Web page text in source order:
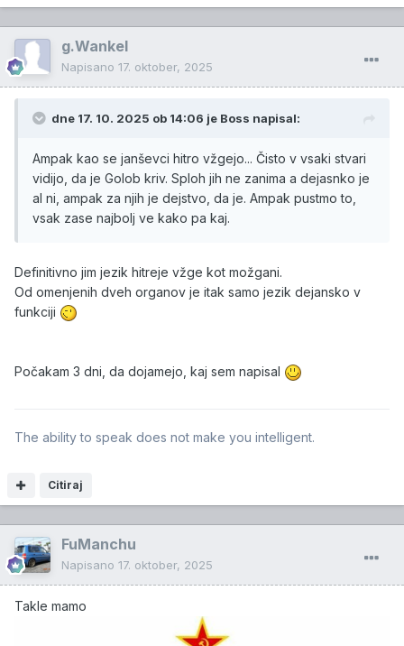
Kdor je gledal oddajo tri tarče nazaj in da ima vsaj malo
normalnosti v sebi je moral po 5ih minutah preklopiti
drugam. Tisto je bilo negledljivo, ko za začetek en starš
predno so sploh imeli možnost kaj reči. Kljub temu, da mi
da udrihaš po vsem in vsakm, jih grozeče gledaš direkt v
oči pa al so imeli kaj pri tem al pa so le prdiatri, ki bi
naredili vse za zdravje otrok.
bo.
Za zaključek, Tarča je lahko odlična oddaja in včeraj smo
navedb, brez, da bi bili grobo prekinjeni, mi gledalci pa
Jaz Erike osebno ne bi rezal, le punci je treba dat nekaj
voditelj zgleduje.
g.Wankel
Napisano 17. oktober, 2025
dne 17. 10. 2025 ob 14:06 je Boss napisal:
Ampak kao se janševci hitro vžgejo... Čisto v vsaki stvari
vidijo, da je Golob kriv. Sploh jih ne zanima a dejasnko je
al ni, ampak za njih je dejstvo, da je. Ampak pustmo to,
vsak zase najbolj ve kako pa kaj.
Definitivno jim jezik hitreje vžge kot možgani.
Od omenjenih dveh organov je itak samo jezik dejansko v
funkciji
Počakam 3 dni, da dojamejo, kaj sem napisal
Citiraj
The ability to speak does not make you intelligent.
FuManchu
Napisano 17. oktober, 2025
Takle mamo